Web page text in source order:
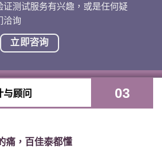
测试服务有兴趣，或是任何疑
洽询
立即咨询
与顾问 03
痛，百佳泰都懂